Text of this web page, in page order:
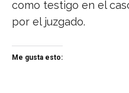
como testigo en el
por el juzgado.
Me gusta esto: